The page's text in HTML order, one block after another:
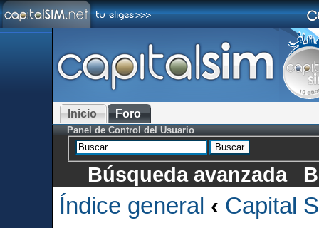
Inicio Foro
Panel de Control del Usuario
Búsqueda avanzada
Índice general ‹ Capital